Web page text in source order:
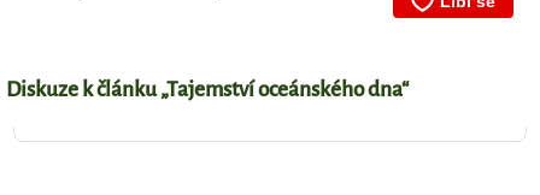
Diskuze k článku „Tajemství oceánského dna“